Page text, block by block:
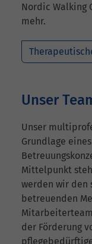
Nordic Walking
mehr.
Unser
Unser
Grundlage
Mittelpunkt
werden wir den
betreuenden
der Förderung